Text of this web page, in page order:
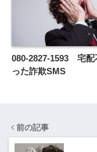
080-2827-1593 宅配
った詐欺SMS
前の記事